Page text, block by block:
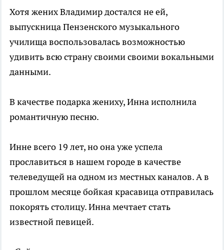
Хотя жених Владимир достался не ей,
выпускница Пензенского музыкального
училища воспользовалась возможностью
удивить всю страну своими своими вокальными
данными.
В качестве подарка жениху, Инна исполнила
романтичную песню.
Инне всего 19 лет, но она уже успела
прославиться в нашем городе в качестве
телеведущей на одном из местных каналов. А в
прошлом месяце бойкая красавица отправилась
покорять столицу. Инна мечтает стать
известной певицей.